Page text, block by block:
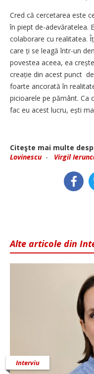
Cred că cercetarea este
în piept de-adevăratelea.
colaborare cu realitatea.
care ți se leagă într-un
povestea aceea, ea
creație din acest punct
foarte ancorată în
picioarele pe pământ. Ca
fac eu acest lucru, ești
Citeşte mai multe
Lovinescu- Virgil
Alte articole din
Interviu